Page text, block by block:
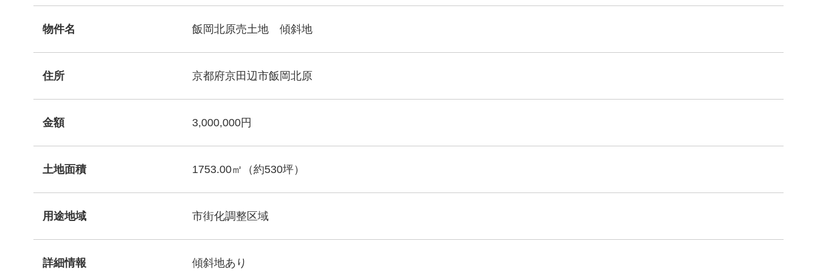
物件名 飯岡北原売土地 傾斜地
住所 京都府京田辺市飯岡北原
金額 3,000,000円
土地面積 1753.00㎡（約530坪）
用途地域 市街化調整区域
詳細情報 傾斜地あり